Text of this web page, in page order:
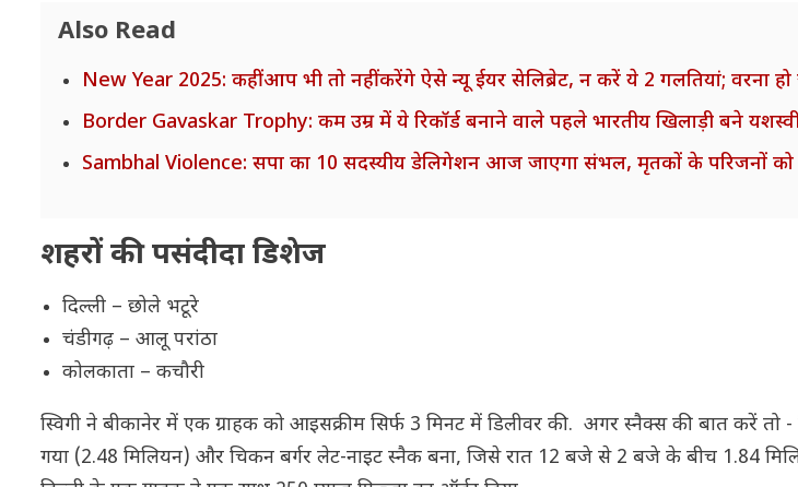
Also Read
New Year 2025: कहीं आप भी तो नहीं करेंगे ऐसे न्यू ईयर सेलिब्रेट, न करें ये 2 गलतियां; वरना
Border Gavaskar Trophy: कम उम्र में ये रिकॉर्ड बनाने वाले पहले भारतीय खिलाड़ी बने
Sambhal Violence: सपा का 10 सदस्यीय डेलिगेशन आज जाएगा संभल, मृतकों के परिजनों को
शहरों की पसंदीदा डिशेज
दिल्ली – छोले भटूरे
चंडीगढ़ – आलू परांठा
कोलकाता – कचौरी
स्विगी ने बीकानेर में एक ग्राहक को आइसक्रीम सिर्फ 3 मिनट में डिलीवर की. अगर स्नैक्स की बात करें तो
गया (2.48 मिलियन) और चिकन बर्गर लेट-नाइट स्नैक बना, जिसे रात 12 बजे से 2 बजे के बीच 1.84